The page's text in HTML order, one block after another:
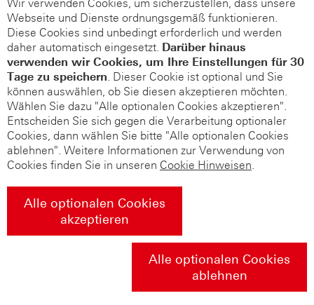
Wir verwenden Cookies, um sicherzustellen, dass unsere
Webseite und Dienste ordnungsgemäß funktionieren.
Diese Cookies sind unbedingt erforderlich und werden
daher automatisch eingesetzt. Darüber hinaus
verwenden wir Cookies, um Ihre Einstellungen für 30
Tage zu speichern. Dieser Cookie ist optional und Sie
können auswählen, ob Sie diesen akzeptieren möchten.
Wählen Sie dazu "Alle optionalen Cookies akzeptieren".
Entscheiden Sie sich gegen die Verarbeitung optionaler
Cookies, dann wählen Sie bitte "Alle optionalen Cookies
ablehnen". Weitere Informationen zur Verwendung von
Cookies finden Sie in unseren Cookie Hinweisen.
Alle optionalen Cookies
akzeptieren
Alle optionalen Cookies
ablehnen